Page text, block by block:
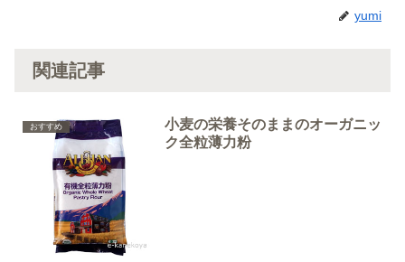
yumi
関連記事
おすすめ
小麦の栄養そのままのオーガニッ
ク全粒薄力粉